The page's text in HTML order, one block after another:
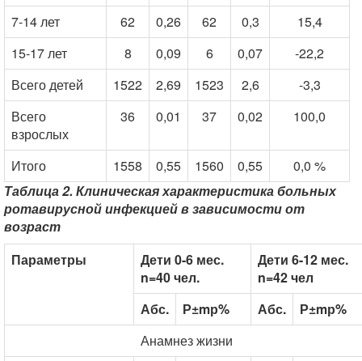
7-14 лет
62 0,26 62 0,3
15,4
15-17 лет
8 0,09 6 0,07
-22,2
Всего детей
1522 2,69 1523 2,6
-3,3
Всего
взрослых
36 0,01 37 0,02 100,0
Итого 1558 0,55 1560 0,55
0,0 %
Таблица 2. Клиническая характеристика больных
ротавирусной инфекцией в зависимости от
возраст
Параметры
Дети 0-6 мес.
n=40 чел.
Дети 6-12 мес.
n=42 чел
Абс.
Р±mр% Абс.
Р±mр%
Анамнез жизни